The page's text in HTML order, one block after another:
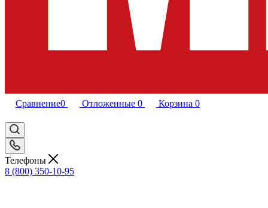
Сравнение0 Отложенные 0 Корзина 0
Телефоны
8 (800) 350-10-95